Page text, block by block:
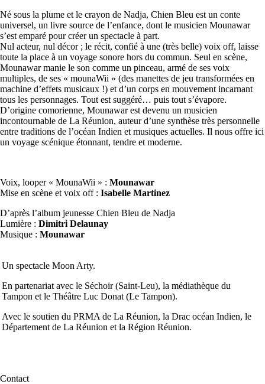
Né sous la plume et le crayon de Nadja, Chien Bleu est un conte
universel, un livre source de l’enfance, dont le musicien Mounawar
s’est emparé pour créer un spectacle à part.
Nul acteur, nul décor ; le récit, confié à une (très belle) voix off, laisse
toute la place à un voyage sonore hors du commun. Seul en scène,
Mounawar manie le son comme un pinceau, armé de ses voix
multiples, de ses « mounaWii » (des manettes de jeu transformées en
machine d’effets musicaux !) et d’un corps en mouvement incarnant
tous les personnages. Tout est suggéré… puis tout s’évapore.
D’origine comorienne, Mounawar est devenu un musicien
incontournable de La Réunion, auteur d’une synthèse très personnelle
entre traditions de l’océan Indien et musiques actuelles. Il nous offre ici
un voyage scénique étonnant, tendre et moderne.
Voix, looper « MounaWii » : Mounawar
Mise en scène et voix off : Isabelle Martinez
D’après l’album jeunesse Chien Bleu de Nadja
Lumière : Dimitri Delaunay
Musique : Mounawar
Un spectacle Moon Arty.
En partenariat avec le Séchoir (Saint-Leu), la médiathèque du
Tampon et le Théâtre Luc Donat (Le Tampon).
Avec le soutien du PRMA de La Réunion, la Drac océan Indien, le
Département de La Réunion et la Région Réunion.
Contact